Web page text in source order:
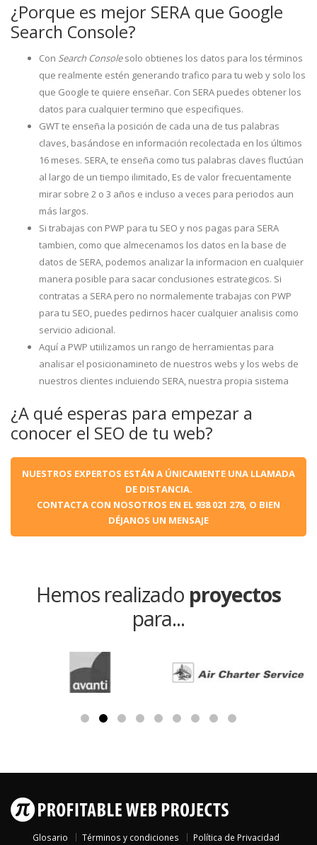
¿Porque es mejor SERA que Google
Search Console?
Con Search Consolesolo obtienes los datos para los términos
que realmente estén generando trafico para tu web y solo los
que Google te quiere enseñar. Con SERA puedes obtener los
datos para cualquier termino que especifiques.
GWT te enseña la posición de cada una de tus palabras
claves, basándose en información recolectada en los últimos
16 meses. SERA, te enseña como tus palabras claves fluctúan
al largo de un tiempo ilimitado, Es de valor frecuentamente
mirar sobre 2 o 3 años e incluso a veces para periodos aun
más largos.
Si trabajas con PWP para tu SEO y nos pagas para SERA
tambien, como que almecenamos los datos en la base de
datos de SERA, podemos analizar la informacion en cualquier
manera posible para sacar conclusiones estrategicos. Si
contratas a SERA pero no normalemente trabajas con PWP
para tu SEO, puedes pedirnos hacer cualquier analisis como
servicio adicional.
Aquí a PWP utiilizamos un rango de herramientas para
analisar el posicionamineto de nuestros webs y los webs de
nuestros clientes incluiendo SERA, nuestra propia sistema
¿A qué esperas para empezar a
conocer el SEO de tu web?
NUESTROS EXPERTOS ESTÁN A ÚNICAMENTE UNA LLAMADA
DE DISTANCIA.
CONTACTA CON NOSOTROS EN EL 938 021 278, O BIEN
DÉJANOS UN MENSAJE
Hemos realizado proyectos
para...
Glosario Términos y condiciones Política de Privacidad